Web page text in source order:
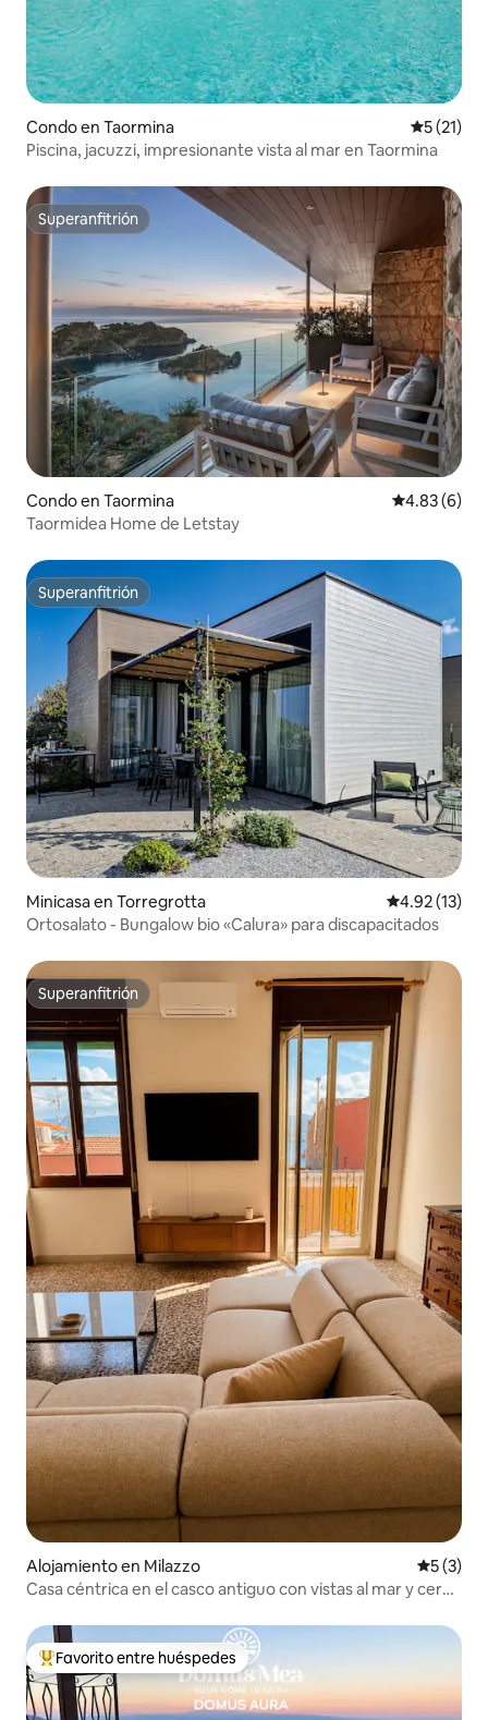
Condo en Taormina
5 (21)
Piscina, jacuzzi, impresionante vista al mar en Taormina
Superanfitrión
Superanfitrión
Condo en Taormina Calificación
4.83 (6)
Taormidea Home de Letstay
Superanfitrión
Superanfitrión
Minicasa en Torregrotta Calificación
4.92 (13)
Ortosalato - Bungalow bio «Calura» para discapacitados
Superanfitrión
Superanfitrión
Alojamiento en Milazzo
5 (3)
Casa céntrica en el casco antiguo con vistas al mar y cerca
Favorito entre huéspedes preferido
Favorito entre huéspedes